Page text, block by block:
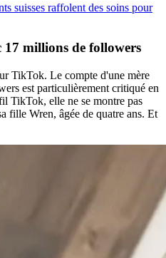
suisses raffolent des soins pour
17 millions de followers
TikTok. Le compte d'une mère
est particulièrement critiqué en
TikTok, elle ne se montre pas
fille Wren, âgée de quatre ans. Et